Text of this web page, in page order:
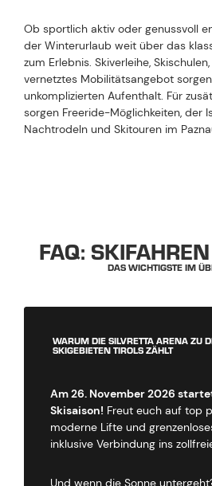
Ob sportlich aktiv oder genussvoll
der Winterurlaub weit über das
zum Erlebnis. Skiverleihe,
vernetztes Mobilitätsangebot
unkomplizierten Aufenthalt. Für
sorgen Freeride-Möglichkeiten, der
Nachtrodeln und Skitouren im
FAQ: DAS WICHTIGSTE IM
WARUM DIE SILVRETTA ARENA ZU
SKIGEBIETEN TIROLS ZÄHLT
Am 26. November 2026
Skisaison! Freut euch auf top
moderne Lifte und
inklusive Verbindung ins
Und wenn die Sonne